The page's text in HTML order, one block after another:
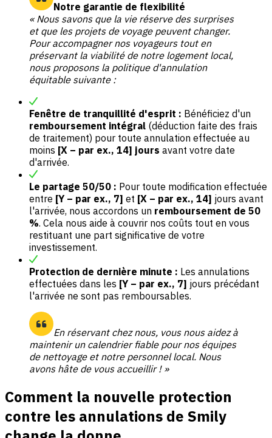
Notre garantie de flexibilité
« Nous savons que la vie réserve des surprises
et que les projets de voyage peuvent changer.
Pour accompagner nos voyageurs tout en
préservant la viabilité de notre logement local,
nous proposons la politique d'annulation
équitable suivante :
Fenêtre de tranquillité d'esprit : Bénéficiez d'un
remboursement intégral (déduction faite des frais
de traitement) pour toute annulation effectuée au
moins [X – par ex., 14] jours avant votre date
d'arrivée.
Le partage 50/50 : Pour toute modification effectuée
entre [Y – par ex., 7] et [X – par ex., 14] jours avant
l'arrivée, nous accordons un remboursement de 50
%. Cela nous aide à couvrir nos coûts tout en vous
restituant une part significative de votre
investissement.
Protection de dernière minute : Les annulations
effectuées dans les [Y – par ex., 7] jours précédant
l'arrivée ne sont pas remboursables.
En réservant chez nous, vous nous aidez à
maintenir un calendrier fiable pour nos équipes
de nettoyage et notre personnel local. Nous
avons hâte de vous accueillir ! »
Comment la nouvelle protection
contre les annulations de Smily